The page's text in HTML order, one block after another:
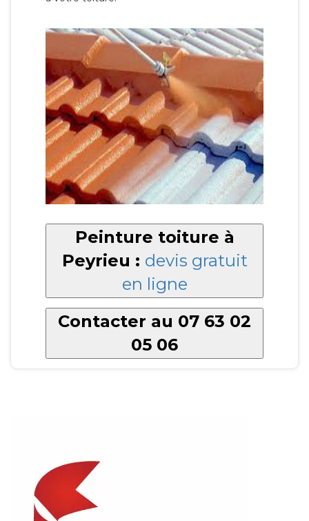
Peinture toiture à
Peyrieu : devis gratuit
en ligne
Contacter au 07 63 02
05 06